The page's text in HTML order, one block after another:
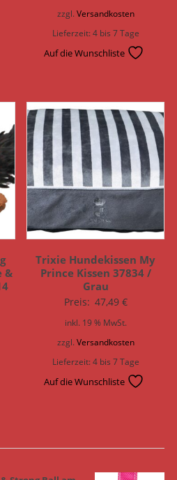
zzgl. Versandkosten
Lieferzeit:4 bis 7 Tage
Auf die Wunschliste
&
Trixie Hundekissen My
Prince Kissen 37834 /
Grau
Preis: 47,49 €
inkl. 19 % MwSt.
zzgl.Versandkosten
Lieferzeit:4 bis 7 Tage
Auf die Wunschliste